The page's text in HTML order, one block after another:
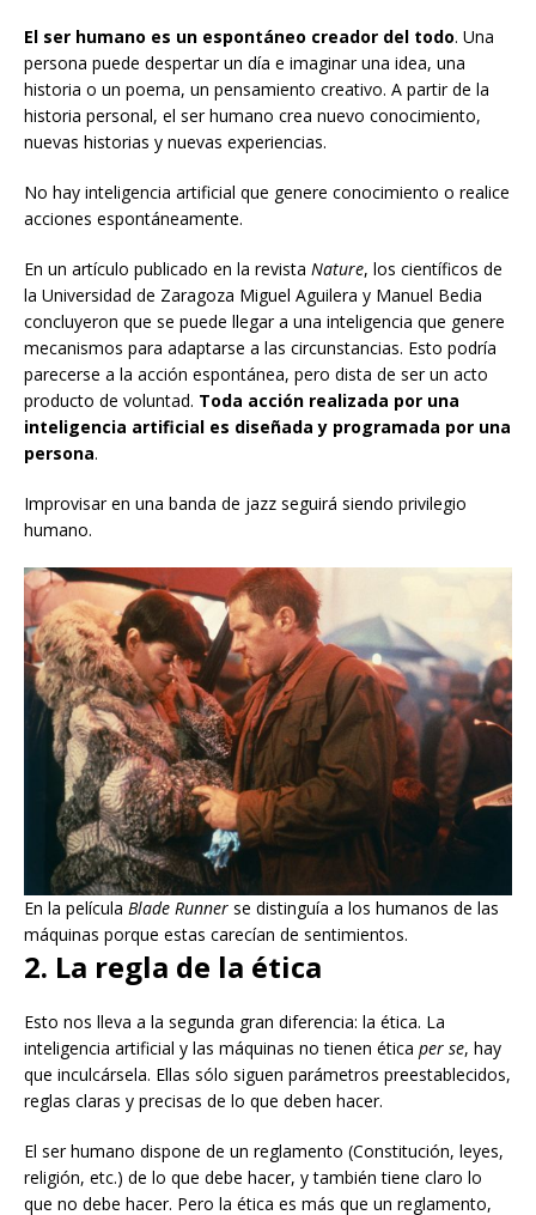
El ser humano es un espontáneo creador del todo. Una
persona puede despertar un día e imaginar una idea, una
historia o un poema, un pensamiento creativo. A partir de la
historia personal, el ser humano crea nuevo conocimiento,
nuevas historias y nuevas experiencias.
No hay inteligencia artificial que genere conocimiento o realice
acciones espontáneamente.
En un artículo publicado en la revista Nature, los científicos de
la Universidad de Zaragoza Miguel Aguilera y Manuel Bedia
concluyeron que se puede llegar a una inteligencia que genere
mecanismos para adaptarse a las circunstancias. Esto podría
parecerse a la acción espontánea, pero dista de ser un acto
producto de voluntad. Toda acción realizada por una
inteligencia artificial es diseñada y programada por una
persona.
Improvisar en una banda de jazz seguirá siendo privilegio
humano.
En la película Blade Runner se distinguía a los humanos de las
máquinas porque estas carecían de sentimientos.
2. La regla de la ética
Esto nos lleva a la segunda gran diferencia: la ética. La
inteligencia artificial y las máquinas no tienen ética per se, hay
que inculcársela. Ellas sólo siguen parámetros preestablecidos,
reglas claras y precisas de lo que deben hacer.
El ser humano dispone de un reglamento (Constitución, leyes,
religión, etc.) de lo que debe hacer, y también tiene claro lo
que no debe hacer. Pero la ética es más que un reglamento,